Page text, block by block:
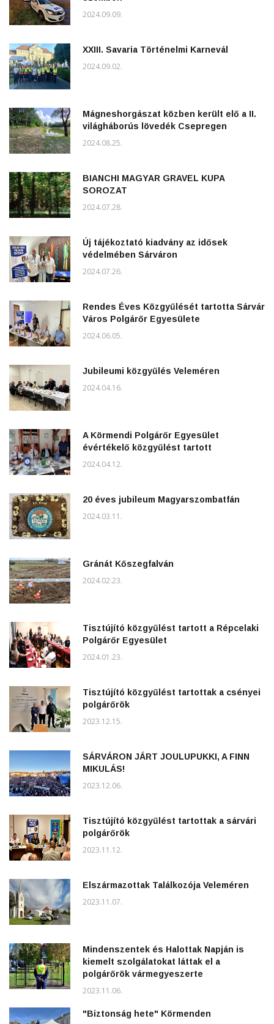
2024.09.09.
XXIII. Savaria Történelmi Karnevál
2024.09.02.
Mágneshorgászat közben került elő a II.
világháborús lövedék Csepregen
2024.08.25.
BIANCHI MAGYAR GRAVEL KUPA
SOROZAT
2024.07.28.
Új tájékoztató kiadvány az idősek
védelmében Sárváron
2024.07.26.
Rendes Éves Közgyűlését tartotta Sárvár
Város Polgárőr Egyesülete
2024.06.05.
Jubileumi közgyűlés Veleméren
2024.04.16.
A Körmendi Polgárőr Egyesület
évértékelő közgyűlést tartott
2024.04.12.
20 éves jubileum Magyarszombatfán
2024.03.11.
Gránát Kőszegfalván
2024.02.23.
Tisztújító közgyűlést tartott a Répcelaki
Polgárőr Egyesület
2024.01.23.
Tisztújító közgyűlést tartottak a csényei
polgárőrök
2023.12.15.
SÁRVÁRON JÁRT JOULUPUKKI, A FINN
MIKULÁS!
2023.12.06.
Tisztújító közgyűlést tartottak a sárvári
polgárőrök
2023.11.12.
Elszármazottak Találkozója Veleméren
2023.11.07.
Mindenszentek és Halottak Napján is
kiemelt szolgálatokat láttak el a
polgárőrök vármegyeszerte
2023.11.06.
"Biztonság hete" Körmenden